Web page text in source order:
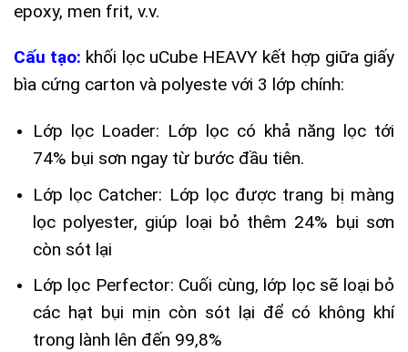
epoxy, men frit, v.v.
Cấu tạo: khối lọc uCube HEAVY kết hợp giữa giấy
bìa cứng carton và polyeste với 3 lớp chính:
Lớp lọc Loader: Lớp lọc có khả năng lọc tới
74% bụi sơn ngay từ bước đầu tiên.
Lớp lọc Catcher: Lớp lọc được trang bị màng
lọc polyester, giúp loại bỏ thêm 24% bụi sơn
còn sót lại
Lớp lọc Perfector: Cuối cùng, lớp lọc sẽ loại bỏ
các hạt bụi mịn còn sót lại để có không khí
trong lành lên đến 99,8%